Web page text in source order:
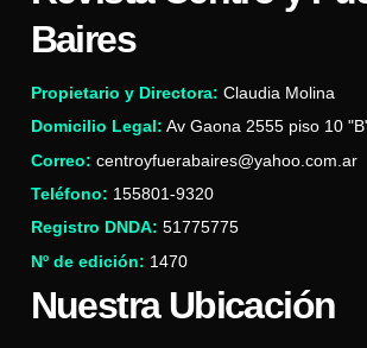
Baires
Propietario y Directora: Claudia Molina
Domicilio Legal: Av Gaona 2555 piso 10
Correo: centroyfuerabaires@yahoo.com.ar
Teléfono: 155801-9320
Registro DNDA: 51775775
Nº de edición: 1470
Nuestra Ubicación